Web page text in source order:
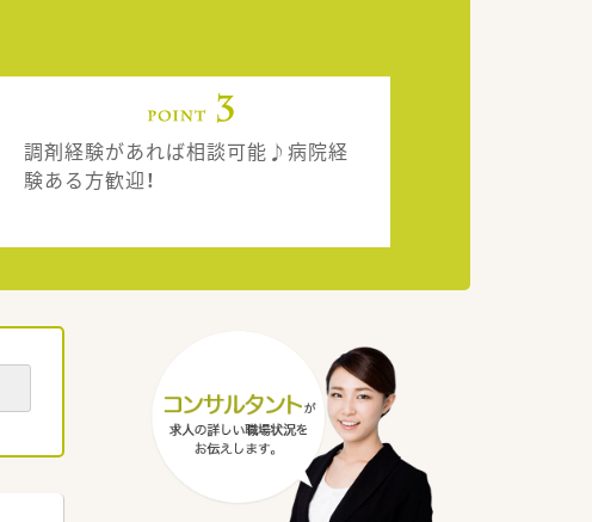
調剤経験があれば相談可能♪病院経
験ある方歓迎！